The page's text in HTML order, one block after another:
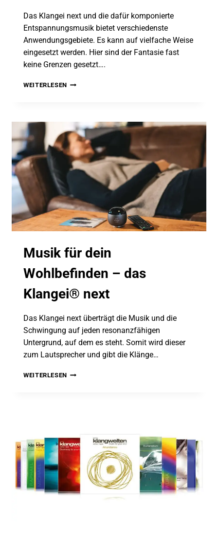
Das Klangei next und die dafür komponierte
Entspannungsmusik bietet verschiedenste
Anwendungsgebiete. Es kann auf vielfache Weise
eingesetzt werden. Hier sind der Fantasie fast
keine Grenzen gesetzt….
WEITERLESEN ANWENDUNGEN
NEXT
Musik für dein
Wohlbefinden – das
Klangei® next
Das Klangei next überträgt die Musik und die
Schwingung auf jeden resonanzfähigen
Untergrund, auf dem es steht. Somit wird dieser
zum Lautsprecher und gibt die Klänge…
WEITERLESEN MUSIK
NEXT